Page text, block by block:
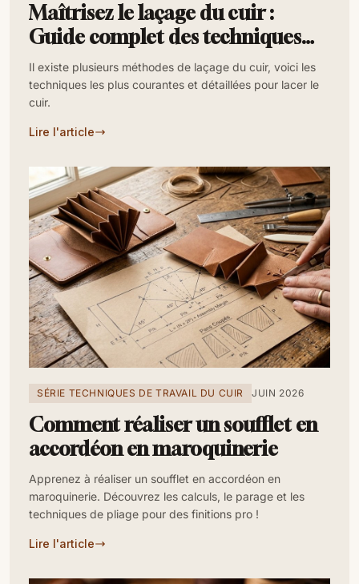
Maîtrisez le laçage du cuir :
Guide complet des techniques
essentielles
Il existe plusieurs méthodes de laçage du cuir, voici les
techniques les plus courantes et détaillées pour lacer le
cuir.
Lire l'article
SÉRIE TECHNIQUES DE TRAVAIL DU CUIR JUIN 2026
Comment réaliser un soufflet en
accordéon en maroquinerie
Apprenez à réaliser un soufflet en accordéon en
maroquinerie. Découvrez les calculs, le parage et les
techniques de pliage pour des finitions pro !
Lire l'article